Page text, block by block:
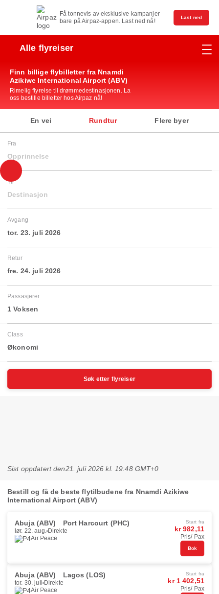
Få tonnevis av eksklusive kampanjer
bare på Airpaz-appen. Last ned nå!
Last ned
Alle flyreiser
Finn billige flybilletter fra Nnamdi
Azikiwe International Airport (ABV)
Rimelig flyreise til drømmedestinasjonen. La
oss bestille billetter hos Airpaz nå!
En vei Rundtur Flere byer
Fra
Opprinnelse
Til
Destinasjon
Avgang
tor. 23. juli 2026
Retur
fre. 24. juli 2026
Passasjerer
1 Voksen
Class
Økonomi
Søk etter flyreiser
Sist oppdatert den21. juli 2026 kl. 19:48 GMT+0
Bestill og få de beste flytilbudene fra Nnamdi Azikiwe
International Airport (ABV)
Abuja (ABV) Port Harcourt (PHC)
lør. 22. aug. Direkte
Air Peace
Start fra
kr 982,11
Pris/ Pax
Bok
Abuja (ABV) Lagos (LOS)
tor. 30. juli Direkte
Air Peace
Start fra
kr 1 402,51
Pris/ Pax